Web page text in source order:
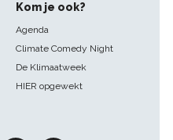
Kom je ook?
Agenda
Climate Comedy Night
De Klimaatweek
HIER opgewekt